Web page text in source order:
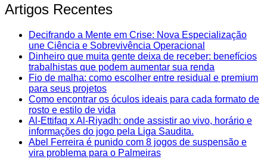
Artigos Recentes
Decifrando a Mente em Crise: Nova Especialização
une Ciência e Sobrevivência Operacional
Dinheiro que muita gente deixa de receber: benefícios
trabalhistas que podem aumentar sua renda
Fio de malha: como escolher entre residual e premium
para seus projetos
Como encontrar os óculos ideais para cada formato de
rosto e estilo de vida
Al-Ettifaq x Al-Riyadh: onde assistir ao vivo, horário e
informações do jogo pela Liga Saudita.
Abel Ferreira é punido com 8 jogos de suspensão e
vira problema para o Palmeiras